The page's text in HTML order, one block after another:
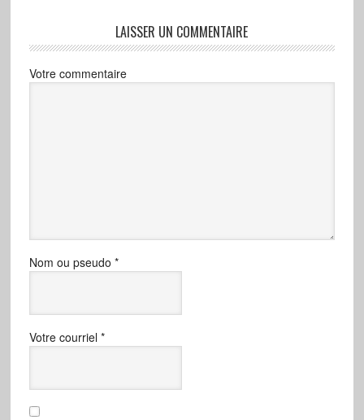
LAISSER UN COMMENTAIRE
Votre commentaire
Nom ou pseudo *
Votre courriel *